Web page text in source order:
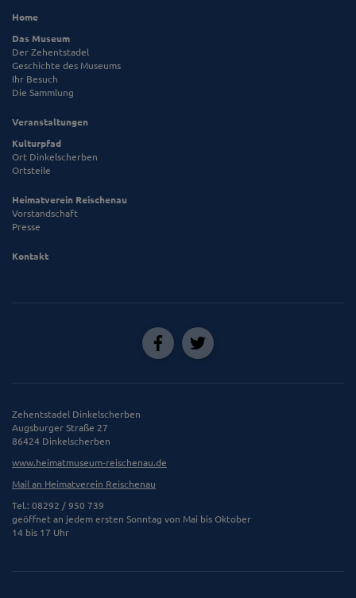
Home
Das Museum
Der Zehentstadel
Geschichte des Museums
Ihr Besuch
Die Sammlung
Veranstaltungen
Kulturpfad
Ort Dinkelscherben
Ortsteile
Heimatverein Reischenau
Vorstandschaft
Presse
Kontakt
Zehentstadel Dinkelscherben
Augsburger Straße 27
86424 Dinkelscherben
www.heimatmuseum-reischenau.de
Mail an Heimatverein Reischenau
Tel.: 08292 / 950 739
geöffnet an jedem ersten Sonntag von Mai bis Oktober
14 bis 17 Uhr